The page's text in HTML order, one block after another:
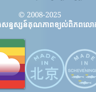
© 2008-2025
សន្ទស្សន៍គុណភាពខ្យល់ពិភពលោ